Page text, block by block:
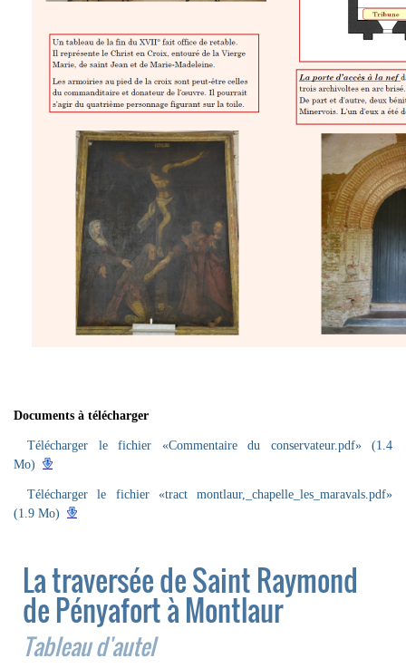
Documents à télécharger
Télécharger le fichier «Commentaire du conservateur.pdf» (1.4
Mo)
Télécharger le fichier «tract montlaur,_chapelle_les_maravals.pdf»
(1.9 Mo)
La traversée de Saint Raymond
de Pényafort à Montlaur
Tableau d'autel